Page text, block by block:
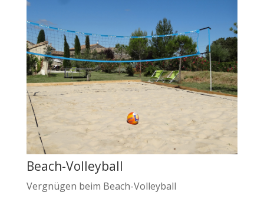
Beach-Volleyball
Vergnügen beim Beach-Volleyball